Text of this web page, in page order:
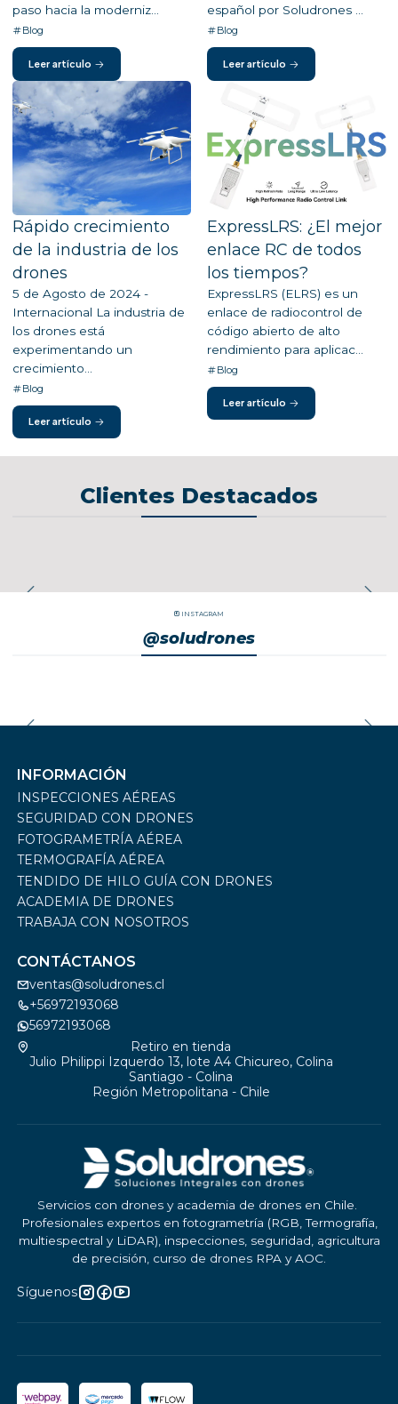
paso hacia la moderniz...
Blog
Leer artículo
español por Soludrones ...
Blog
Leer artículo
Rápido crecimiento
de la industria de los
drones
5 de Agosto de 2024 -
Internacional La industria de
los drones está
experimentando un
crecimiento...
Blog
Leer artículo
ExpressLRS: ¿El mejor
enlace RC de todos
los tiempos?
ExpressLRS (ELRS) es un
enlace de radiocontrol de
código abierto de alto
rendimiento para aplicac...
Blog
Leer artículo
Clientes Destacados
INSTAGRAM
@soludrones
INFORMACIÓN
INSPECCIONES AÉREAS
SEGURIDAD CON DRONES
FOTOGRAMETRÍA AÉREA
TERMOGRAFÍA AÉREA
TENDIDO DE HILO GUÍA CON DRONES
ACADEMIA DE DRONES
TRABAJA CON NOSOTROS
CONTÁCTANOS
ventas@soludrones.cl
+56972193068
56972193068
Retiro en tienda
Julio Philippi Izquerdo 13, lote A4 Chicureo, Colina
Santiago - Colina
Región Metropolitana - Chile
Servicios con drones y academia de drones en Chile.
Profesionales expertos en fotogrametría (RGB, Termografía,
multiespectral y LiDAR), inspecciones, seguridad, agricultura
de precisión, curso de drones RPA y AOC.
Síguenos